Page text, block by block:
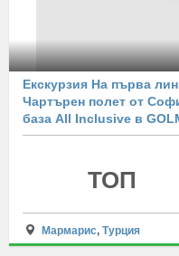
Екскурзия На първа
Чартърен полет от
база All Inclusive в
ТОП
Мармарис,Турция